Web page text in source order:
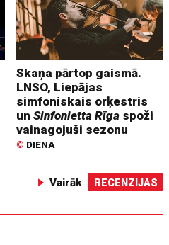
Skaņa pārtop gaismā.
LNSO, Liepājas
simfoniskais orķestris
unSinfonietta Rīga spoži
vainagojuši sezonu
© DIENA
Vairāk RECENZIJAS